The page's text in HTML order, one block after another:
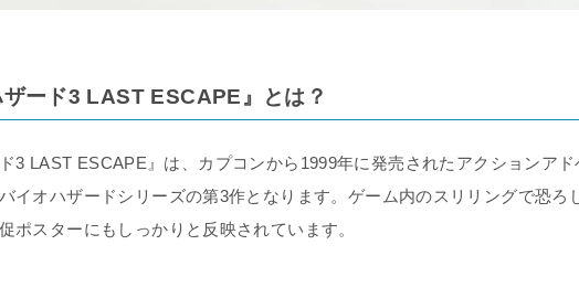
ザード3 LAST ESCAPE』とは？
ド3 LAST ESCAPE』は、カプコンから1999年に発売されたアクションアド
イオハザードシリーズの第3作となります。ゲーム内のスリリングで恐ろ
ポスターにもしっかりと反映されています。